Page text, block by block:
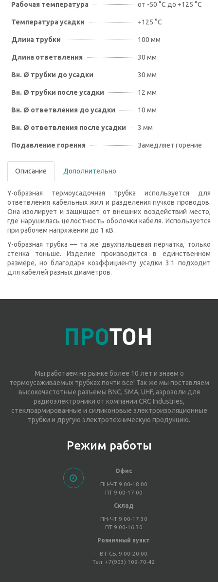
Рабочая температура от -50 °C до +125 °C
Температура усадки +125 °С
Длина трубки 100 мм
Длина ответвления 30 мм
Вн. Ø трубки до усадки 30 мм
Вн. Ø трубки после усадки 12 мм
Вн. Ø ответвления до усадки 10 мм
Вн. Ø ответвления после усадки 3 мм
Подавление горения Замедляет горение
Описание Дополнительно
Y-образная термоусадочная трубка используется для
ответвления кабельных жил и разделения пучков проводов.
Она изолирует и защищает от внешних воздействий место,
где нарушилась целостность оболочки кабеля. Используется
при рабочем напряжении до 1 кВ.
Y-образная трубка — та же двухпальцевая перчатка, только
стенка тоньше. Изделие производится в единственном
размере, но благодаря коэффициенту усадки 3:1 подходит
для кабелей разных диаметров.
Мы работаем на рынке более 10 лет и знаем о
термоусаживаемых трубках почти всё! Так же мы поставляем
высокочастотные разъемы BNC, SMA, UHF, аэрозоли для
радиоэлектроники от компании CRC Industries,
стеклоармированные и силиконовые электроизоляционные
трубки и другую электротехническую продукцию.
Режим работы
Офис
ПН-ЧТ 9.00-18.00
ПТ 9.00-17.00
Склад
ПН-ЧТ 9.00-17.30
ПТ 9.00-16.30
Розничный пункт
ВТ-СБ: 9.00-20.00
Тел: +7(903) 109-70-42